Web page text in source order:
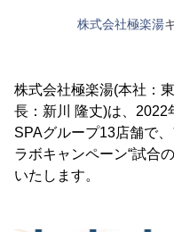
株式会社極楽湯
株式会社極楽湯(本社：
長：新川 隆丈)は、
SPAグループ13店舗で
ラボキャンペーン“試合
いたします。